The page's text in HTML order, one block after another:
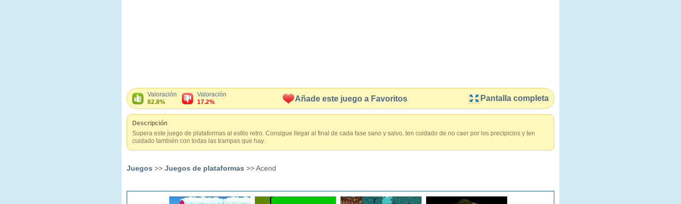
Valoración
82.8%
Valoración
17.2%
Añade este juego a Favoritos Pantalla completa
Descripción
Supera este juego de plataformas al estilo retro. Consigue llegar al final de cada fase sano y salvo, ten cuidado de no caer por los precipicios y ten
cuidado también con todas las trampas que hay.
Juegos >> Juegos de plataformas >> Acend